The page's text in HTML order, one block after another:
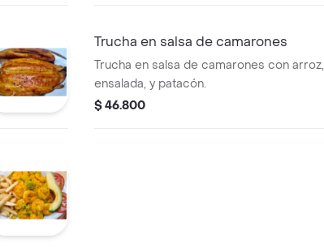
Trucha en salsa de camarones
Trucha en salsa de camarones con arroz,
ensalada, y patacón.
$ 46.800